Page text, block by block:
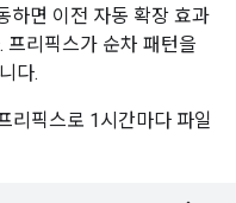
하면 이전 자동 확장 효과
프리픽스가 순차 패턴을
다.
리픽스로 1시간마다 파일